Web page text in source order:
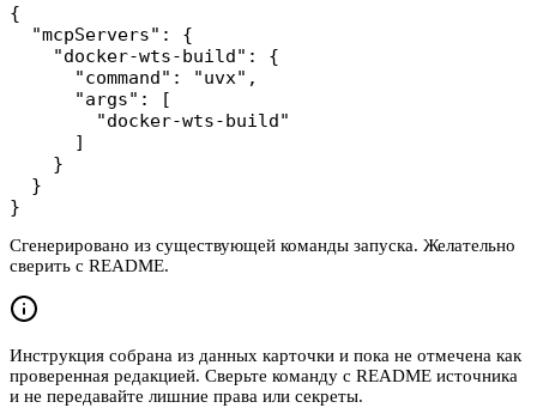
{
  "mcpServers": {
    "docker-wts-build": {
      "command": "uvx",
      "args": [
        "docker-wts-build"
      ]
    }
  }
}
Сгенерировано из существующей команды запуска. Желательно
сверить с README.
Инструкция собрана из данных карточки и пока не отмечена как
проверенная редакцией. Сверьте команду с README источника
и не передавайте лишние права или секреты.